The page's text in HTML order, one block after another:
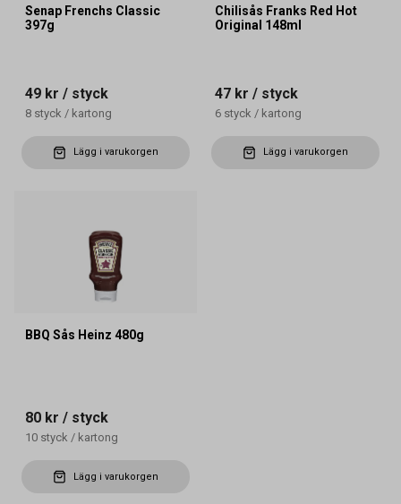
Senap Frenchs Classic
397g
49 kr / styck
8 styck / kartong
Lägg i varukorgen
Chilisås Franks Red Hot
Original 148ml
47 kr / styck
6 styck / kartong
Lägg i varukorgen
BBQ Sås Heinz 480g
80 kr / styck
10 styck / kartong
Lägg i varukorgen